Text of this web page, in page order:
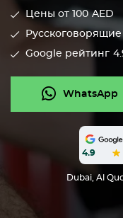
Цены от 100 AED
Google рейтинг
WhatsApp
4.9
Dubai, Al